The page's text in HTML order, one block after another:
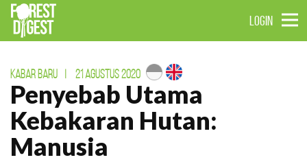
LOGIN
KABAR BARU 21 AGUSTUS 2020
Penyebab Utama
Kebakaran Hutan:
Manusia